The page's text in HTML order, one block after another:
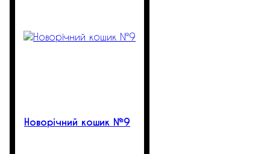
Новорічний кошик №9